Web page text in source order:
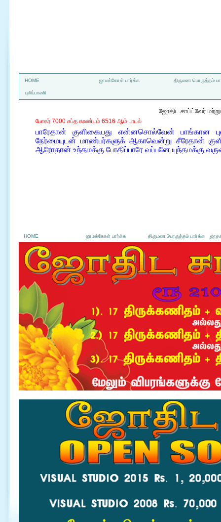
HOME ஜாமக்கோள் பார்க்க திருமண பொருத்தம்
புலிப்பாணி
ஜோதிட சாப்ட்வேர்
போகர் 7000 சப்த காண்டம் 6516 ஆம் பாடல்
பாரேதான் குளிகையது என்னசொல்வேன் பாங்கான
நேர்மையுடன் மாண்பர்களுக் ஆகாவென்று சீரேதான்
ஆரோதான் உந்தமக்கு போதிப்பாரே வப்பனே யுந்தமக்கு
HOME ஜாமக்கோள் பார்க்க திருமண பொருத்தம் பார்க்க